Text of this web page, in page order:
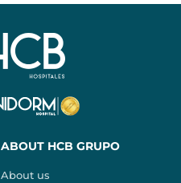
ABOUT HCB GRUPO
About us